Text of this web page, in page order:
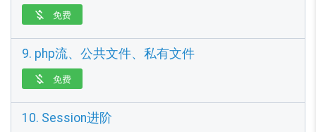
 免费
9. php流、公共文件、私有文件
 免费
10. Session进阶